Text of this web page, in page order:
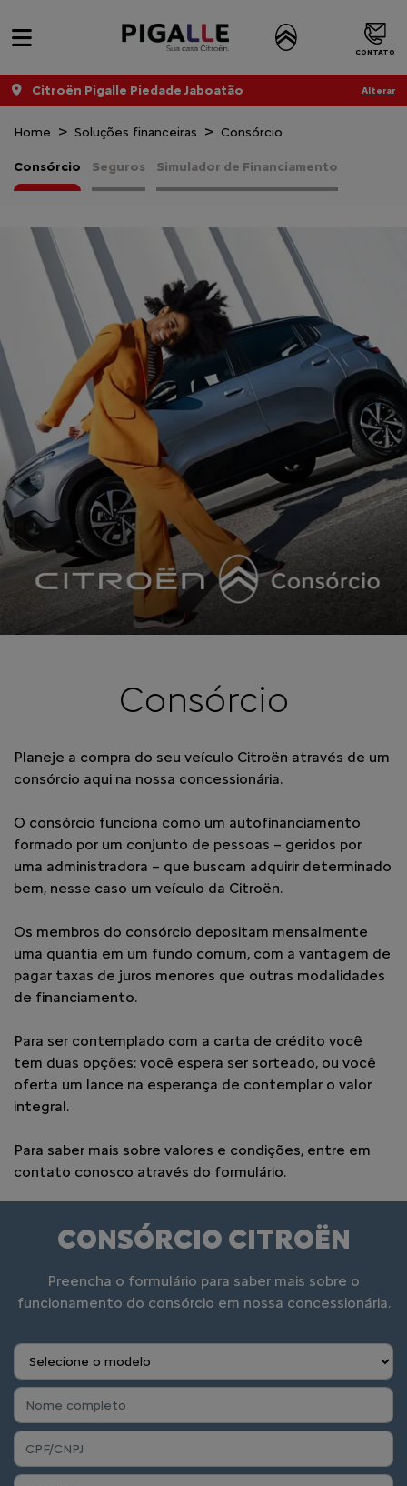
CONTATO
Citroën Pigalle Piedade Jaboatão Alterar
Home Soluções financeiras Consórcio
Consórcio Seguros Simulador de Financiamento
Consórcio
Planeje a compra do seu veículo Citroën através de um
consórcio aqui na nossa concessionária.
O consórcio funciona como um autofinanciamento
formado por um conjunto de pessoas – geridos por
uma administradora – que buscam adquirir determinado
bem, nesse caso um veículo da Citroën.
Os membros do consórcio depositam mensalmente
uma quantia em um fundo comum, com a vantagem de
pagar taxas de juros menores que outras modalidades
de financiamento.
Para ser contemplado com a carta de crédito você
tem duas opções: você espera ser sorteado, ou você
oferta um lance na esperança de contemplar o valor
integral.
Para saber mais sobre valores e condições, entre em
contato conosco através do formulário.
CONSÓRCIO CITROËN
Preencha o formulário para saber mais sobre o
funcionamento do consórcio em nossa concessionária.